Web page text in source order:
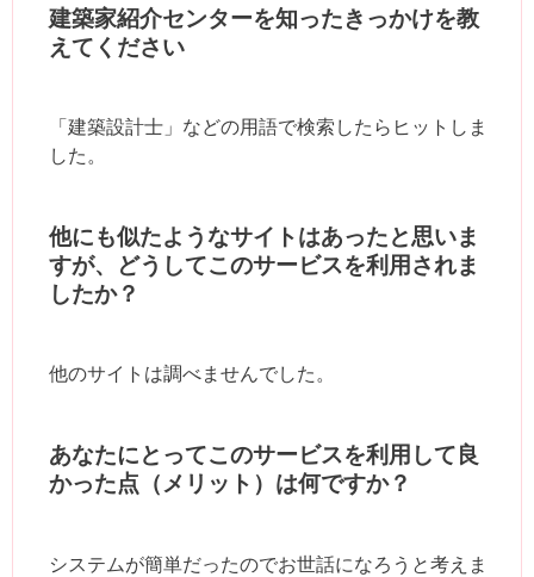
建築家紹介センターを知ったきっかけを教
えてください
「建築設計士」などの用語で検索したらヒットしま
した。
他にも似たようなサイトはあったと思いま
すが、どうしてこのサービスを利用されま
したか？
他のサイトは調べませんでした。
あなたにとってこのサービスを利用して良
かった点（メリット）は何ですか？
システムが簡単だったのでお世話になろうと考えま